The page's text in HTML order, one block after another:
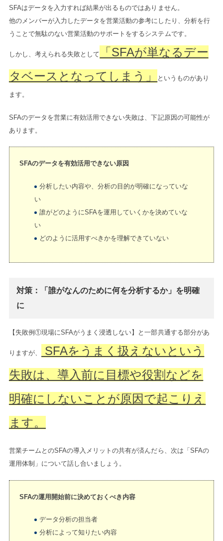
SFAはデータを入力すれば結果が出るものではありません。
他のメンバーが入力したデータを営業活動の参考にしたり、分析を行
うことで無駄のない営業活動のサポートをするシステムです。
しかし、考えられる失敗として
「SFAが単なるデー
タベースとなってしまう」
というものがあり
ます。
SFAのデータを営業に有効活用できない失敗は、下記原因の可能性が
あります。
SFAのデータを有効活用できない原因
分析したい内容や、分析の目的が明確になっていな
い
誰がどのようにSFAを運用していくかを決めていな
い
どのように活用すべきかを理解できていない
対策：「誰がなんのために何を分析するか」を明確
に
【失敗例①現場にSFAがうまく浸透しない】と一部共通する部分があ
りますが、
SFAをうまく扱えないという
失敗は、導入前に目標や役割などを
明確にしないことが原因で起こりえ
ます。
営業チームとのSFAの導入メリットの共有が済んだら、次は「SFAの
運用体制」について話し合いましょう。
SFAの運用開始前に決めておくべき内容
データ分析の担当者
分析によって知りたい内容